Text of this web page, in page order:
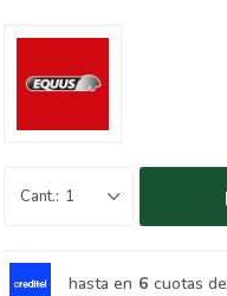
1
hasta en 6 cuotas de